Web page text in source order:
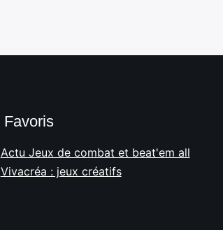
Favoris
Actu Jeux de combat et beat'em all
Vivacréa : jeux créatifs